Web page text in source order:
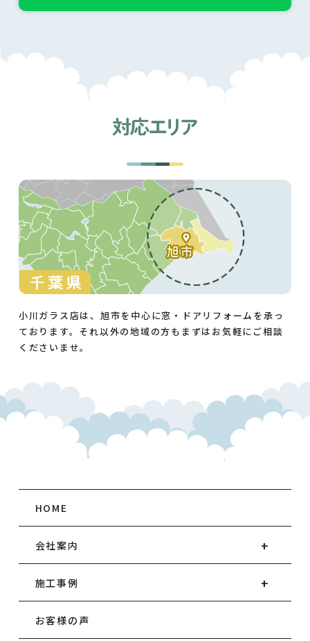
小川ガラス店は、旭市を中心に窓・ドアリフォームを承っ
ております。それ以外の地域の方もまずはお気軽にご相談
くださいませ。
HOME
会社案内
施工事例
お客様の声